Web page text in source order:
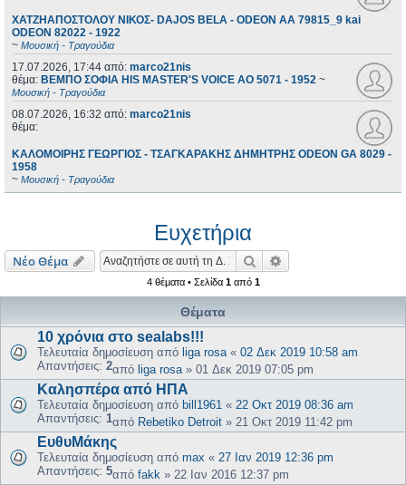
ΧΑΤΖΗΑΠΟΣΤΟΛΟΥ ΝΙΚΟΣ- DAJOS BELA - ODEON AA 79815_9 kai
ODEON 82022 - 1922
~ Μουσική - Τραγούδια
17.07.2026, 17:44 από: marco21nis
θέμα: ΒΕΜΠΟ ΣΟΦΙΑ HIS MASTER'S VOICE AO 5071 - 1952 ~
Μουσική - Τραγούδια
08.07.2026, 16:32 από: marco21nis
θέμα:
ΚΑΛΟΜΟΙΡΗΣ ΓΕΩΡΓΙΟΣ - ΤΣΑΓΚΑΡΑΚΗΣ ΔΗΜΗΤΡΗΣ ODEON GA 8029 -
1958
~ Μουσική - Τραγούδια
Ευχετήρια
Νέο Θέμα Αναζήτηση
4 θέματα • Σελίδα 1από 1
Θέματα
10 χρόνια στο sealabs!!!
Τελευταία δημοσίευση από liga rosa « 02 Δεκ 2019 10:58 am
Απαντήσεις: 2από liga rosa » 01 Δεκ 2019 07:05 pm
Kαλησπέρα από ΗΠΑ
Τελευταία δημοσίευση από bill1961 « 22 Οκτ 2019 08:36 am
Απαντήσεις: 1από Rebetiko Detroit » 21 Οκτ 2019 11:42 pm
ΕυθυΜάκης
Τελευταία δημοσίευση από max « 27 Ιαν 2019 12:36 pm
Απαντήσεις: 5από fakk » 22 Ιαν 2016 12:37 pm